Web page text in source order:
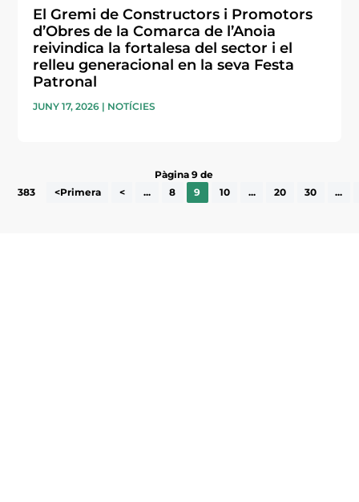
El Gremi de Constructors i Promotors
d’Obres de la Comarca de l’Anoia
reivindica la fortalesa del sector i el
relleu generacional en la seva Festa
Patronal
JUNY 17, 2026 | NOTÍCIES
Pàgina 9 de
383
<Primera < ... 8 9 10 ... 20 30 ...